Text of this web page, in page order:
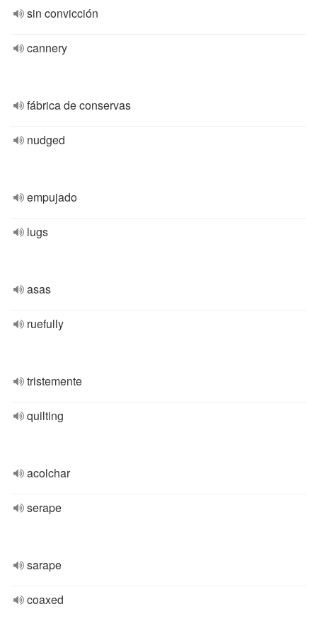
sin convicción
cannery
fábrica de conservas
nudged
empujado
lugs
asas
ruefully
tristemente
quilting
acolchar
serape
sarape
coaxed